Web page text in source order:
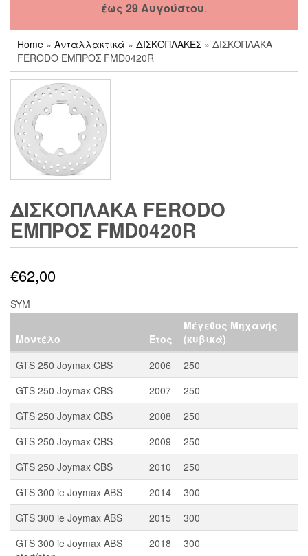
έως 29 Αυγούστου.
Home » Ανταλλακτικά » ΔΙΣΚΟΠΛΑΚΕΣ » ΔΙΣΚΟΠΛΑΚΑ
FERODO ΕΜΠΡΟΣ FMD0420R
ΔΙΣΚΟΠΛΑΚΑ FERODO
ΕΜΠΡΟΣ FMD0420R
€62,00
SYM
Μοντέλο Έτος
Μέγεθος Μηχανής
(κυβικά)
GTS 250 Joymax CBS
2006
250
GTS 250 Joymax CBS
2007
250
GTS 250 Joymax CBS
2008
250
GTS 250 Joymax CBS
2009
250
GTS 250 Joymax CBS
2010
250
GTS 300 ie Joymax ABS
2014
300
GTS 300 ie Joymax ABS
2015
300
GTS 300 ie Joymax ABS
2018 300